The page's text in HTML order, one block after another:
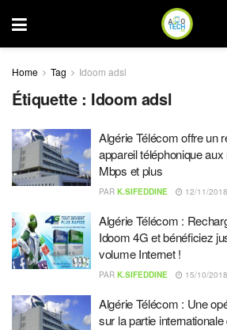
Home Tag Idoom adsl
Étiquette : Idoom adsl
Algérie Télécom offre un
appareil téléphonique
Mbps et plus
PAR K.SIFEDDINE 12/11/
Algérie Télécom :
Idoom 4G et bénéficiez
volume Internet !
PAR K.SIFEDDINE 15/10/
Algérie Télécom : Une
sur la partie